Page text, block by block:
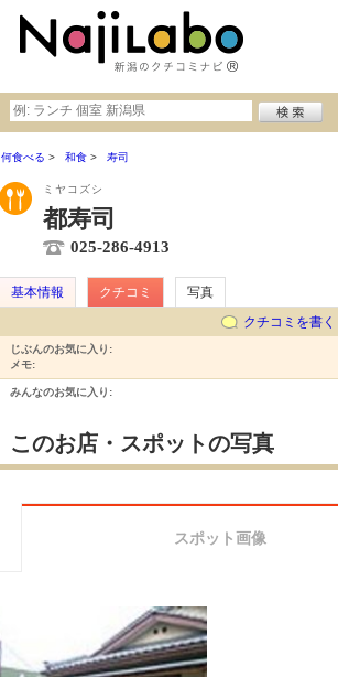
何食べる 和食 寿司
ミヤコズシ
都寿司
025-286-4913
基本情報 クチコミ
写真
クチコミを書く
じぶんのお気に入り:
メモ:
みんなのお気に入り:
このお店・スポットの写真
スポット画像